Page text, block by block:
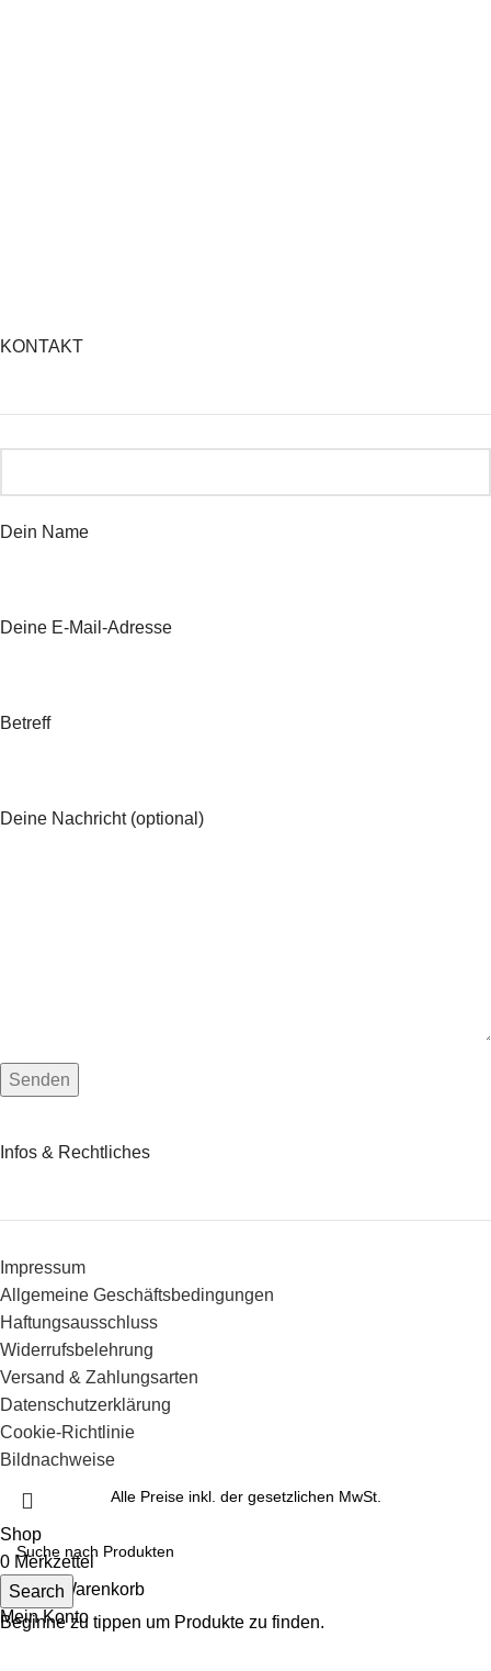
KONTAKT
Dein Name
Deine E-Mail-Adresse
Betreff
Deine Nachricht (optional)
Infos & Rechtliches
Impressum
Allgemeine Geschäftsbedingungen
Haftungsausschluss
Widerrufsbelehrung
Versand & Zahlungsarten
Datenschutzerklärung
Cookie-Richtlinie
Bildnachweise
Search
Beginne zu tippen um Produkte zu finden.
Alle Preise inkl. der gesetzlichen MwSt.
Shop
0 Merkzettel
0items Warenkorb
Mein Konto